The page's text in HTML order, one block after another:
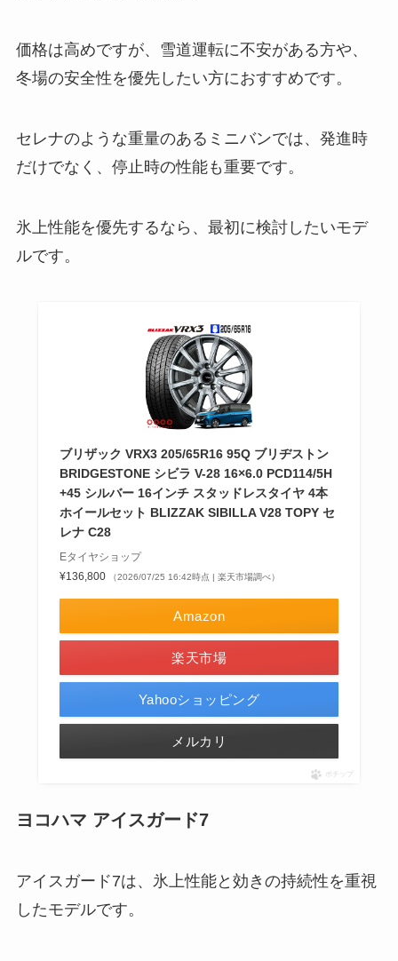
価格は高めですが、雪道運転に不安がある方や、
冬場の安全性を優先したい方におすすめです。
セレナのような重量のあるミニバンでは、発進時
だけでなく、停止時の性能も重要です。
氷上性能を優先するなら、最初に検討したいモデ
ルです。
ブリザック VRX3 205/65R16 95Q ブリヂストン
BRIDGESTONE シビラ V-28 16×6.0 PCD114/5H
+45 シルバー 16インチ スタッドレスタイヤ 4本
ホイールセット BLIZZAK SIBILLA V28 TOPY セ
レナ C28
Eタイヤショップ
¥136,800
（2026/07/25 16:42時点 | 楽天市場調べ）
Amazon
楽天市場
Yahooショッピング
メルカリ
ポチップ
ヨコハマ アイスガード7
アイスガード7は、氷上性能と効きの持続性を重視
したモデルです。